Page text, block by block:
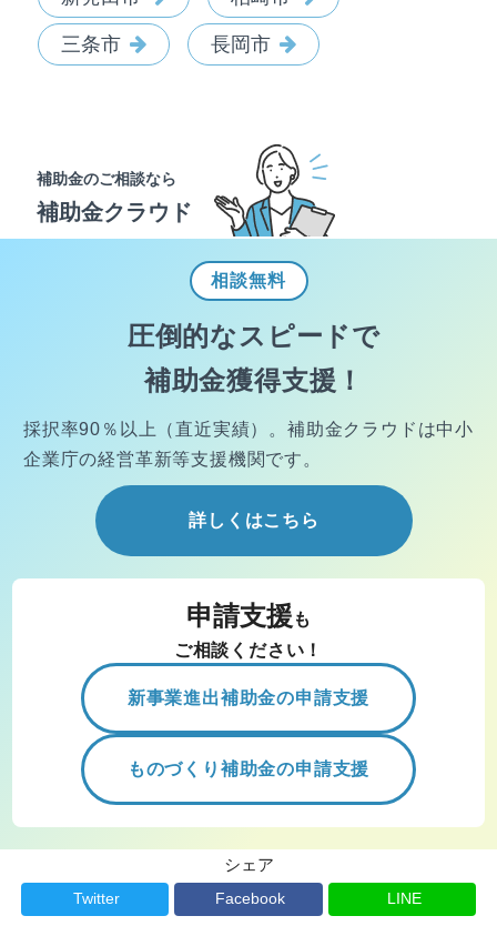
三条市 長岡市
補助金のご相談なら
補助金クラウド
相談無料
圧倒的なスピードで
補助金獲得支援！
採択率90％以上（直近実績）。 補助金クラウドは中小
企業庁の経営革新等支援機関です。
詳しくはこちら
申請支援 も
ご相談ください！
新事業進出補助金の申請支援
ものづくり補助金の申請支援
シェア
Twitter Facebook LINE